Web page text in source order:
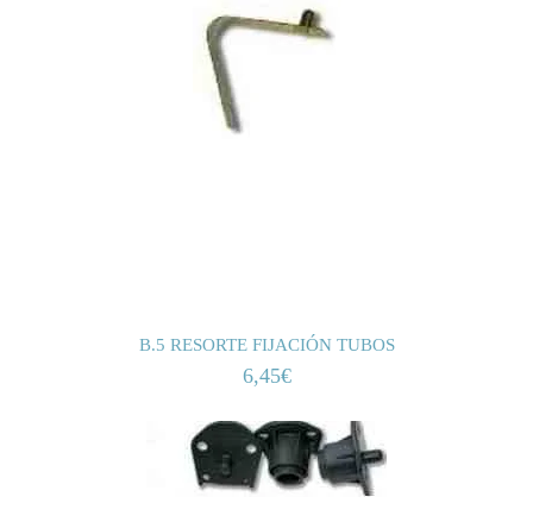
B.5 RESORTE FIJACIÓN TUBOS
6,45€